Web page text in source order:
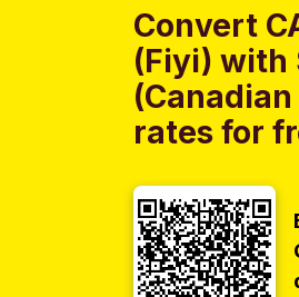
Convert
(Fiyi) with
rates for